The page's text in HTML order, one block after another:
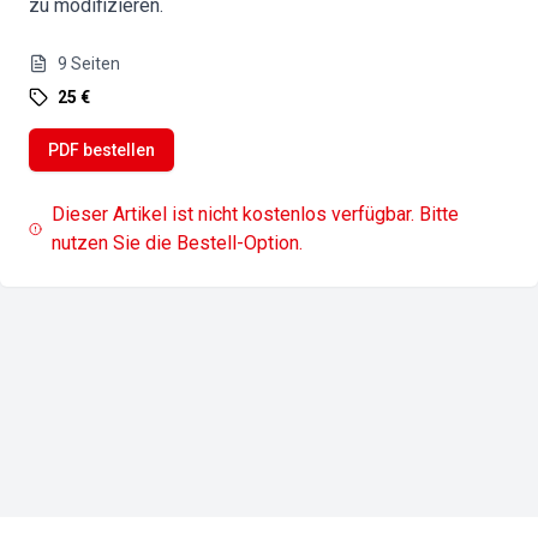
zu modifizieren.
9 Seiten
25 €
PDF bestellen
Dieser Artikel ist nicht kostenlos verfügbar. Bitte
nutzen Sie die Bestell-Option.